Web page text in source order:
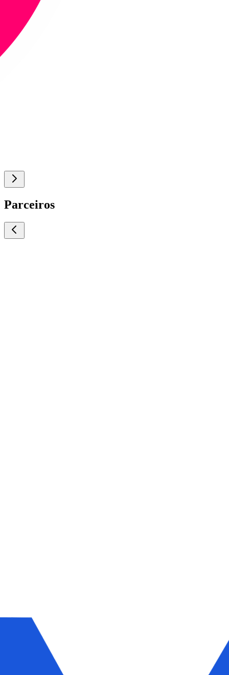
Parceiros